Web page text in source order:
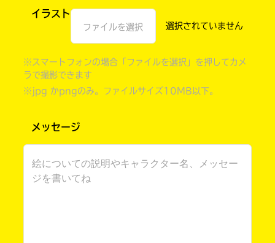
イラスト
ファイルを選択
※スマートフォンの場合「ファイルを選択」を押してカメ
ラで撮影できます
※jpg かpngのみ。ファイルサイズ10MB以下。
メッセージ